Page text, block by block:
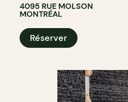
4095 RUE MOLSON
MONTRÉAL
Réserver